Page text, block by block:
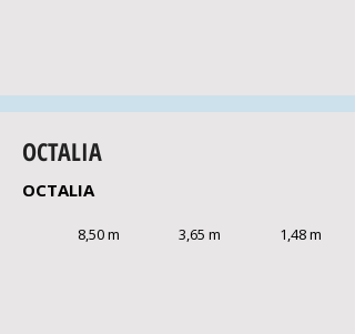
OCTALIA
OCTALIA
8,50 m 3,65 m 1,48 m